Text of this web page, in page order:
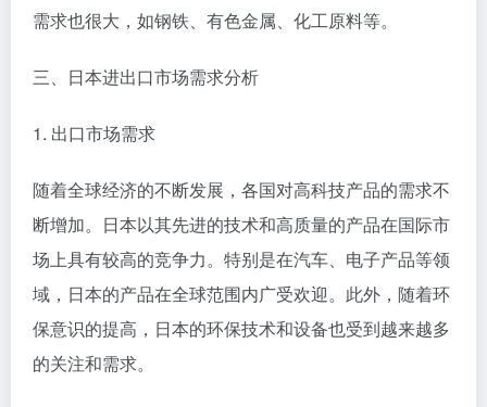
需求也很大，如钢铁、有色金属、化工原料等。
三、日本进出口市场需求分析
1. 出口市场需求
随着全球经济的不断发展，各国对高科技产品的需求不
断增加。日本以其先进的技术和高质量的产品在国际市
场上具有较高的竞争力。特别是在汽车、电子产品等领
域，日本的产品在全球范围内广受欢迎。此外，随着环
保意识的提高，日本的环保技术和设备也受到越来越多
的关注和需求。